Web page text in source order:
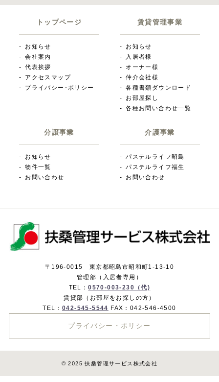
トップページ
お知らせ
会社案内
代表挨拶
アクセスマップ
プライバシー･ポリシー
賃貸管理事業
お知らせ
入居者様
オーナー様
仲介会社様
各種書類ダウンロード
お部屋探し
各種お問い合わせ一覧
分譲事業
お知らせ
物件一覧
お問い合わせ
介護事業
パステルライフ昭島
パステルライフ福生
お問い合わせ
〒196-0015 東京都昭島市昭和町1-13-10
管理部（入居者専用）
TEL：0570-003-230（代)
賃貸部（お部屋をお探しの方）
TEL： 042-545-5544 FAX：042-546-4500
プライバシー・ポリシー
© 2025 扶桑管理サービス株式会社